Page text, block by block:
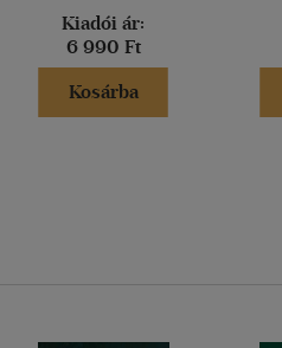
Kiadói ár:
6 990 Ft
Kosárba